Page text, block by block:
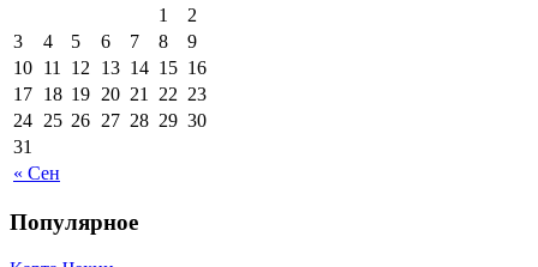
« Сен
1
2
3
4 5 6 7 8
9
10 11 12 13 14 15 16
17 18 19 20 21 22 23
24 25 26 27 28 29 30
31
Популярное